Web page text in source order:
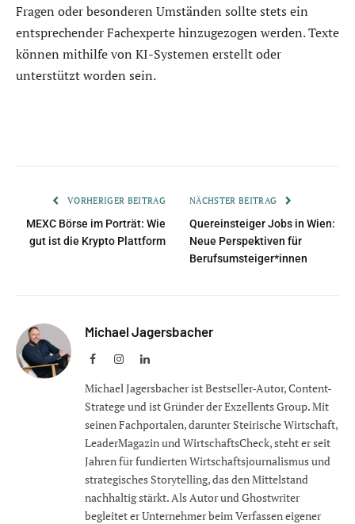
Fragen oder besonderen Umständen sollte stets ein
entsprechender Fachexperte hinzugezogen werden. Texte
können mithilfe von KI-Systemen erstellt oder
unterstützt worden sein.
VORHERIGER BEITRAG
MEXC Börse im Porträt: Wie
gut ist die Krypto Plattform
NÄCHSTER BEITRAG
Quereinsteiger Jobs in Wien:
Neue Perspektiven für
Berufsumsteiger*innen
Michael Jagersbacher
FacebookInstagramLinkedIn
Michael Jagersbacher ist Bestseller-Autor, Content-
Stratege und ist Gründer der Exzellents Group. Mit
seinen Fachportalen, darunter Steirische Wirtschaft,
LeaderMagazin und WirtschaftsCheck, steht er seit
Jahren für fundierten Wirtschaftsjournalismus und
strategisches Storytelling, das den Mittelstand
nachhaltig stärkt. Als Autor und Ghostwriter
begleitet er Unternehmer beim Verfassen eigener